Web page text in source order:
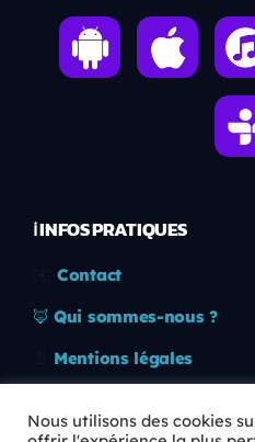
ℹ️ INFOS PRATIQUES
Contact
🦊 Qui sommes-nous ?
Mentions légales
Nous utilisons des cookies